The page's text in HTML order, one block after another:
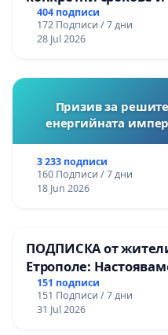
цялостна
републиканския
„Тракия“ - гр.
404 подписи
172 Подписи / 7 дни
28 Jul 2026
Призив за
енергийната
3 233 подписи
160 Подписи / 7 дни
18 Jun 2026
ПОДПИСКА от
Етрополе:
“Елаците-МЕД” АД и
изпълнят всички
151 подписи
151 Подписи / 7 дни
31 Jul 2026